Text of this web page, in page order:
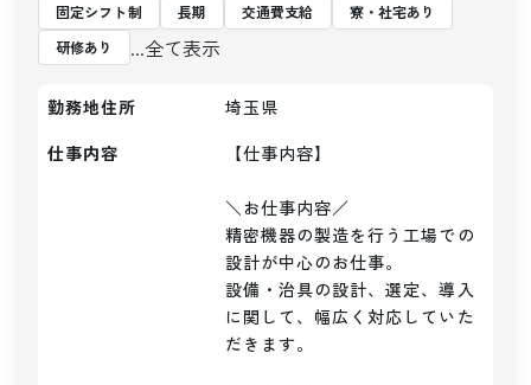
固定シフト制 長期 交通費支給
寮・社宅あり
研修あり
...全て表示
勤務地住所
埼玉県
仕事内容
【仕事内容】
＼お仕事内容／
精密機器の製造を行う工場での
設計が中心のお仕事。
設備・治具の設計、選定、導入
に関して、幅広く対応していた
だきます。